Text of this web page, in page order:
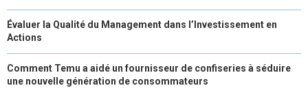
Évaluer la Qualité du Management dans l’Investissement en
Actions
Comment Temu a aidé un fournisseur de confiseries à séduire
une nouvelle génération de consommateurs